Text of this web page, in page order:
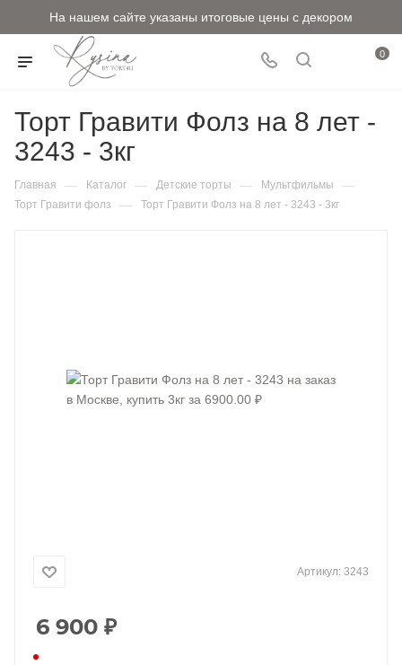
На нашем сайте указаны итоговые цены с декором
0
Торт Гравити Фолз на 8 лет -
3243 - 3кг
Главная — Каталог — Детские торты — Мультфильмы —
Торт Гравити фолз — Торт Гравити Фолз на 8 лет - 3243 - 3кг
Артикул: 3243
6 900 ₽